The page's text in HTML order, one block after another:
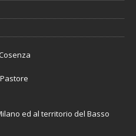
ed al territorio del Basso